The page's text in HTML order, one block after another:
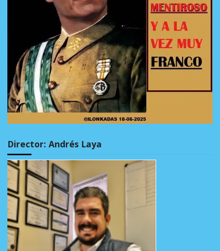
Director: Andrés Laya